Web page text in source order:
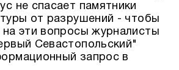
не спасает памятники
от разрушений - чтобы
на эти вопросы журналисты
Севастопольский"
запрос в